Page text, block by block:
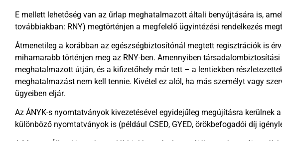
E mellett lehetőség van az űrlap meghatalmazott általi benyújtására is,
továbbiakban: RNY) megtörténjen a megfelelő ügyintézési rendelkezés
Átmenetileg a korábban az egészségbiztosítónál megtett regisztrációk is
mihamarabb történjen meg az RNY-ben. Amennyiben
meghatalmazott útján, és a kifizetőhely már tett – a lentiekben
meghatalmazást nem kell tennie. Kivétel ez alól, ha más személyt vagy
ügyeiben eljár.
Az ÁNYK-s nyomtatványok kivezetésével egyidejűleg megújításra
különböző nyomtatványok is (például CSED, GYED, örökbefogadói díj